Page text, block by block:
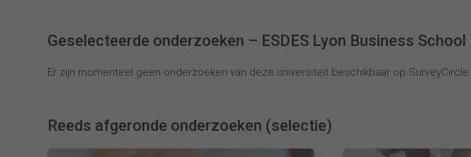
Geselecteerde onderzoeken – ESDES Lyon Business School
Er zijn momenteel geen onderzoeken van deze universiteit beschikbaar op SurveyCircle.
Reeds afgeronde onderzoeken (selectie)